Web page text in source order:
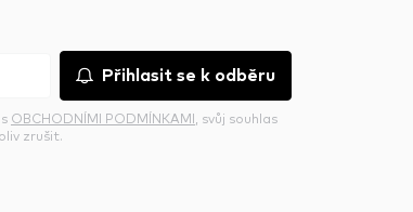
Přihlasit se k odběru
OBCHODNÍMI PODMÍNKAMI , svůj souhlas
zrušit.